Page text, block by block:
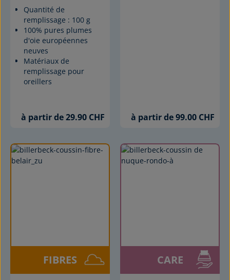
Quantité de
remplissage : 100 g
100% pures plumes
d'oie européennes
neuves
Matériaux de
remplissage pour
oreillers
à partir de 29.90 CHF à partir de 99.00 CHF
FIBRES CARE